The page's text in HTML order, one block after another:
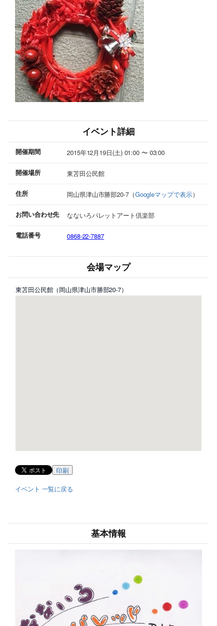
イベント詳細
開催期間 2015年12月19日(土) 01:00 〜 03:00
開催場所 東苫田公民館
住所 岡山県津山市勝部20-7（Googleマップで表示）
お問い合わせ先 なないろパレットアート倶楽部
電話番号 0868-22-7887
会場マップ
東苫田公民館（岡山県津山市勝部20-7）
印刷
イベント 一覧に戻る
基本情報